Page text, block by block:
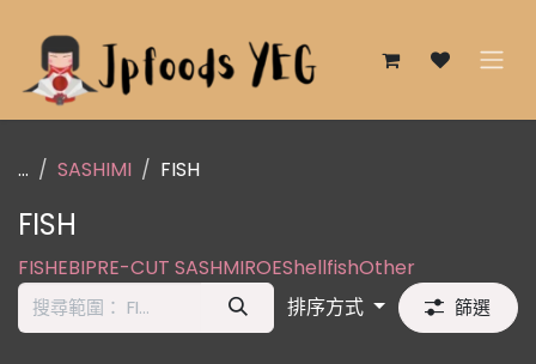
... SASHIMI FISH
FISH
FISHEBIPRE-CUT SASHMIROEShellfishOther
排序方式
篩選